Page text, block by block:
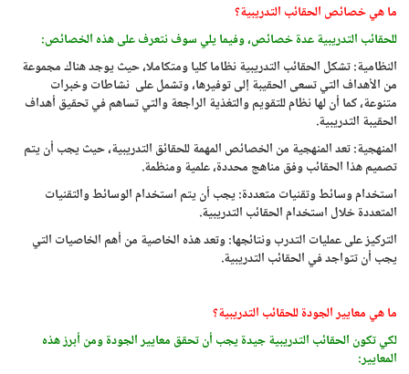
ما هي خصائص الحقائب التدريبية؟
للحقائب التدريبية عدة خصائص، وفيما يلي سوف نتعرف على هذه الخصائص:
النظامية: تشكل الحقائب التدريبية نظاما كليا ومتكاملا، حيث يوجد هناك مجموعة
من الأهداف التي تسعى الحقيبة إلى توفيرها، وتشمل على نشاطات وخبرات
متنوعة، كما أن لها نظام للتقويم والتغذية الراجعة والتي تساهم في تحقيق أهداف
الحقيبة التدريبية.
المنهجية: تعد المنهجية من الخصائص المهمة للحقائق التدريبية، حيث يجب أن يتم
تصميم هذا الحقائب وفق مناهج محددة، علمية ومنظمة.
استخدام وسائط وتقنيات متعددة: يجب أن يتم استخدام الوسائط والتقنيات
المتعددة خلال استخدام الحقائب التدريبية.
التركيز على عمليات التدرب ونتائجها: وتعد هذه الخاصية من أهم الخاصيات التي
يجب أن تتواجد في الحقائب التدريبية.
ما هي معايير الجودة للحقائب التدريبية؟
لكي تكون الحقائب التدريبية جيدة يجب أن تحقق معايير الجودة ومن أبرز هذه
المعايير: